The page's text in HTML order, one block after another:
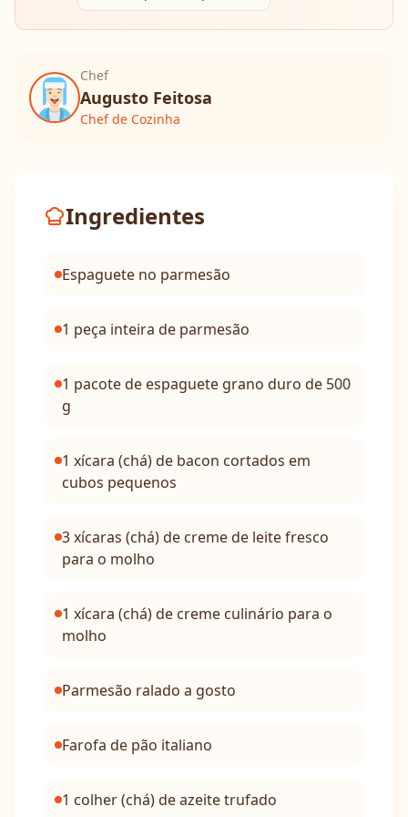
Chef
Augusto Feitosa
Chef de Cozinha
Ingredientes
Espaguete no parmesão
1 peça inteira de parmesão
1 pacote de espaguete grano duro de 500
g
1 xícara (chá) de bacon cortados em
cubos pequenos
3 xícaras (chá) de creme de leite fresco
para o molho
1 xícara (chá) de creme culinário para o
molho
Parmesão ralado a gosto
Farofa de pão italiano
1 colher (chá) de azeite trufado